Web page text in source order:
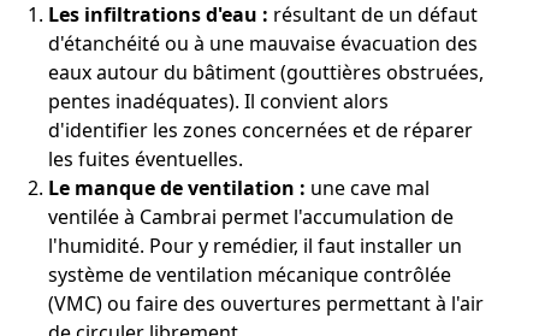
Les infiltrations d'eau : résultant de un défaut
d'étanchéité ou à une mauvaise évacuation des
eaux autour du bâtiment (gouttières obstruées,
pentes inadéquates). Il convient alors
d'identifier les zones concernées et de réparer
les fuites éventuelles.
Le manque de ventilation : une cave mal
ventilée à Cambrai permet l'accumulation de
l'humidité. Pour y remédier, il faut installer un
système de ventilation mécanique contrôlée
(VMC) ou faire des ouvertures permettant à l'air